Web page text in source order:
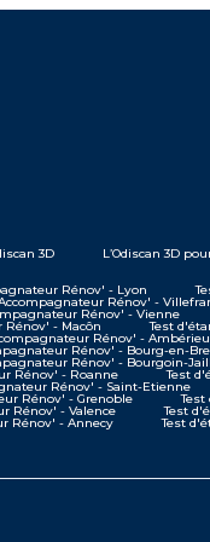
3D L’Odiscan 3D
Rénov' - Lyon
Rénov' -
Rénov' - Vienne
Rénov' - Macôn Test
Rénov' -
Rénov' - Bourg-en-
Rénov' - Bourgoin-
Rénov' - Roanne Test
Rénov' - Saint-Etienne
Rénov' - Grenoble
Rénov' - Valence Test
Rénov' - Annecy Test